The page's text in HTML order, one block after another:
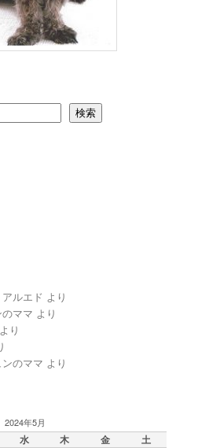
検索
アルエド より
ママ より
より
のママ より
2024年5月
水 木 金
土